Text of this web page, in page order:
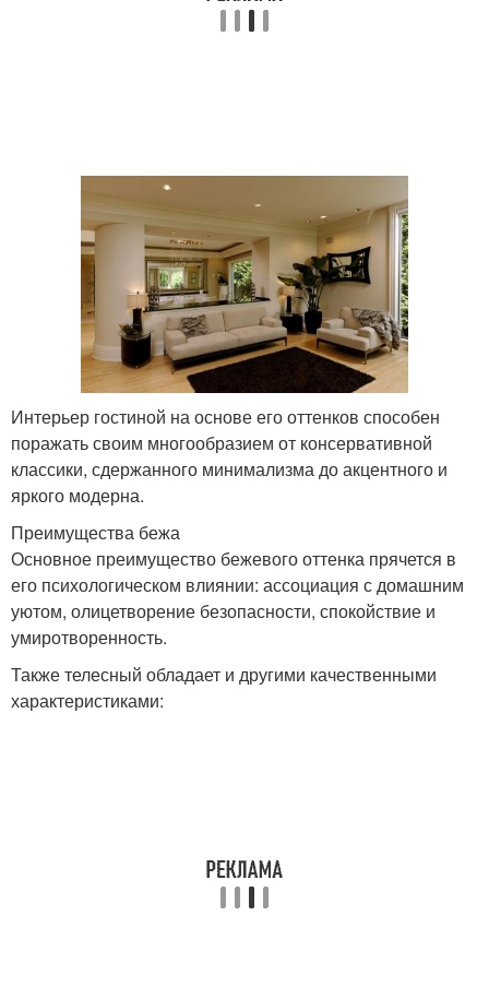
Интерьер гостиной на основе его оттенков способен
поражать своим многообразием от консервативной
классики, сдержанного минимализма до акцентного и
яркого модерна.
Преимущества бежа
Основное преимущество бежевого оттенка прячется в
его психологическом влиянии: ассоциация с домашним
уютом, олицетворение безопасности, спокойствие и
умиротворенность.
Также телесный обладает и другими качественными
характеристиками: